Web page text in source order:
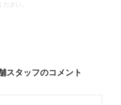
さい。
スタッフのコメント